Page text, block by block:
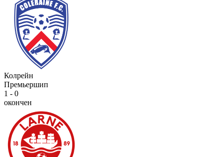
Колрейн
Премьершип
1 - 0
окончен